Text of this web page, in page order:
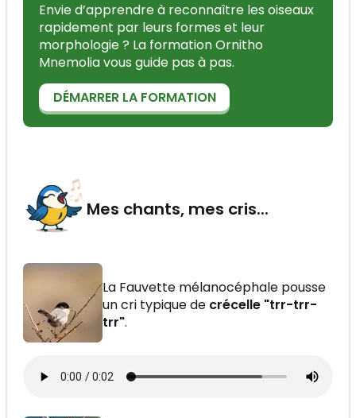
Envie d’apprendre à reconnaître les oiseaux
rapidement par leurs formes et leur
morphologie ? La formation Ornitho
Mnemolia vous guide pas à pas.
DÉMARRER LA FORMATION
Mes chants, mes cris...
La Fauvette mélanocéphale pousse
un cri typique de crécelle "trr-trr-
trr".